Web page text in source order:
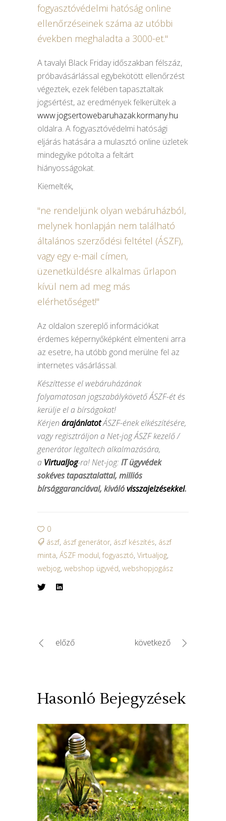
fogyasztóvédelmi hatóság online
ellenőrzéseinek száma az utóbbi
években meghaladta a 3000-et.
A tavalyi Black Friday időszakban félszáz,
próbavásárlással egybekötött ellenőrzést
végeztek, ezek felében tapasztaltak
jogsértést, az eredmények felkerültek a
www.jogsertowebaruhazak.kormany.hu
oldalra. A fogyasztóvédelmi hatósági
eljárás hatására a mulasztó online üzletek
mindegyike pótolta a feltárt
hiányosságokat.
Kiemelték,
ne rendeljünk olyan webáruházból,
melynek honlapján nem található
általános szerződési feltétel (ÁSZF),
vagy egy e-mail címen,
üzenetküldésre alkalmas űrlapon
kívül nem ad meg más
elérhetőséget!
Az oldalon szereplő információkat
érdemes képernyőképként elmenteni arra
az esetre, ha utóbb gond merülne fel az
internetes vásárlással.
Készíttesse el webáruházának
folyamatosan jogszabálykövető ÁSZF-ét és
kerülje el a bírságokat!
Kérjen árajánlatotÁSZF-ének elkészítésére,
vagy regisztráljon a Net-jog ÁSZF kezelő /
generátor legaltech alkalmazására,
a VirtualJog-ra! Net-jog: IT ügyvédek
sokéves tapasztalattal, milliós
bírsággaranciával, kiválóvisszajelzésekkel.
0
ászf, ászf generátor, ászf készítés, ászf
minta, ÁSZF modul, fogyasztó, Virtualjog,
webjog, webshop ügyvéd, webshopjogász
előző következő
Hasonló Bejegyzések